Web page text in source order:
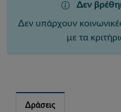
Δεν
Δεν υπάρχουν
με τα
Δράσεις